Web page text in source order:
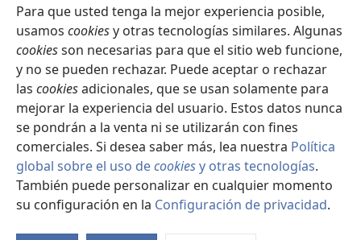
Para que usted tenga la mejor experiencia posible,
usamos cookiesy otras tecnologías similares. Algunas
cookiesson necesarias para que el sitio web funcione,
y no se pueden rechazar. Puede aceptar o rechazar
las cookiesadicionales, que se usan solamente para
mejorar la experiencia del usuario. Estos datos nunca
se pondrán a la venta ni se utilizarán con fines
comerciales. Si desea saber más, lea nuestra Política
global sobre el uso decookiesy otras tecnologías.
También puede personalizar en cualquier momento
su configuración en la Configuración de privacidad.
una
nueva
ventana)
INTERNETPI QELQANCHISKUNA Watchtower™
(abre
una
nueva
ventana)
JW Hub
(abre
una
nueva
ventana)
JW Library ®
Copyright© 2026 Watch Tower Bible and Tract Society of Pennsylvania.
IMATAN RUWAWAQ IMATAN MANA
|
DATOSKUNATA
WAQAYCHASQAYKUMANTA |CONFIGURACIÓN DE PRIVACIDAD